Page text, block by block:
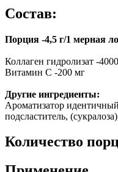
Состав:
Порция -4,5 г/1 мерная
Коллаген гидролизат -
Витамин С -200 мг
Другие ингредиенты:
Ароматизатор
подсластитель,
Количество